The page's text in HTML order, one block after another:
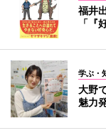
福井
「『
学ぶ・
大野
魅力